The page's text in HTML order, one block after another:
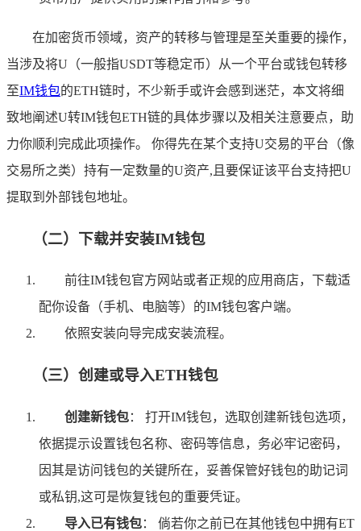
在加密货币领域，资产的转移与管理是至关重要的操作，
当涉及将U（一般指USDT等稳定币）从一个平台或钱包转移
至IM钱包的ETH链时，不少新手或许会感到迷茫，本文将细
致地阐述U转IM钱包ETH链的具体步骤以及相关注意要点，助
力你顺利完成此项操作。 你得先在某个支持U交易的平台（像
交易所之类）持有一定数量的U资产,且要保证该平台支持把U
提取到外部钱包地址。
（二）下载并安装IM钱包
前往IM钱包官方网站或者正规的应用商店，下载适
配你设备（手机、电脑等）的IM钱包客户端。
依照安装向导完成安装流程。
（三）创建或导入ETH钱包
创建新钱包： 打开IM钱包，选取创建新钱包选项，
依据提示设置钱包名称、密码等信息，务必牢记密码，
因其是访问钱包的关键所在，妥善保管好钱包的助记词
或私钥,这可是恢复钱包的重要凭证。
导入已有钱包： 倘若你之前已在其他钱包中拥有ET